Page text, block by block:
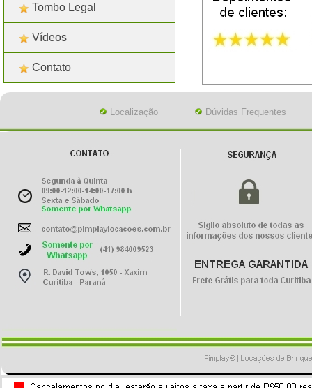
Tombo Legal
Vídeos
Contato
Localização Dúvidas Frequentes